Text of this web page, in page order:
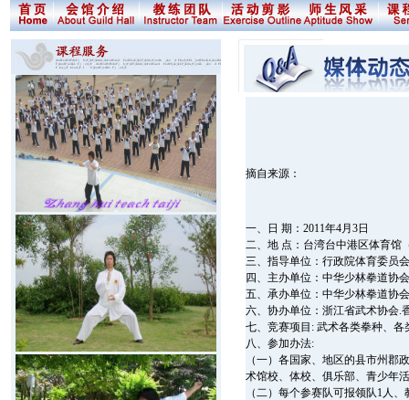
摘自来源：
一、日 期：2011年4月3日
二、地 点：台湾台中港区体育馆
三、指导单位：行政院体育委员
四、主办单位：中华少林拳道协
五、承办单位：中华少林拳道协
六、协办单位：浙江省武术协会.
七、竞赛项目: 武术各类拳种、
八、参加办法:
（一）各国家、地区的县市州郡
术馆校、体校、俱乐部、青少年
（二）每个参赛队可报领队1人